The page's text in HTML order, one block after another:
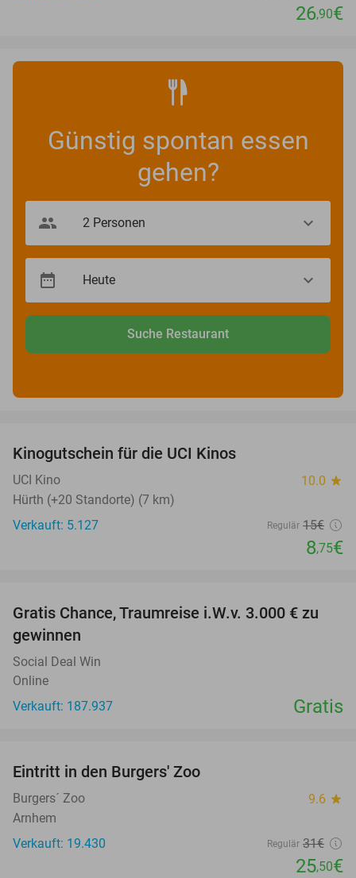
26,90€
Günstig spontan essen
gehen?
Suche Restaurant
Kinogutschein für die UCI Kinos
UCI Kino 10.0 star
Hürth (+20 Standorte) (7 km)
Verkauft: 5.127
Regulär 15€
8,75€
Gratis Chance, Traumreise i.W.v. 3.000 € zu
gewinnen
Social Deal Win
Online
Verkauft: 187.937
Gratis
Eintritt in den Burgers' Zoo
Burgers´ Zoo 9.6 star
Arnhem
Verkauft: 19.430
Regulär 31€
25,50€